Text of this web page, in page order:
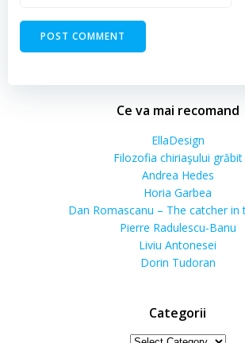
Ce va mai recomand
EllaDesign
Filozofia chiriaşului grăbit
Andrea Hedes
Horia Garbea
Dan Romascanu – The catcher in
Pierre Radulescu-Banu
Liviu Antonesei
Dorin Tudoran
Categorii